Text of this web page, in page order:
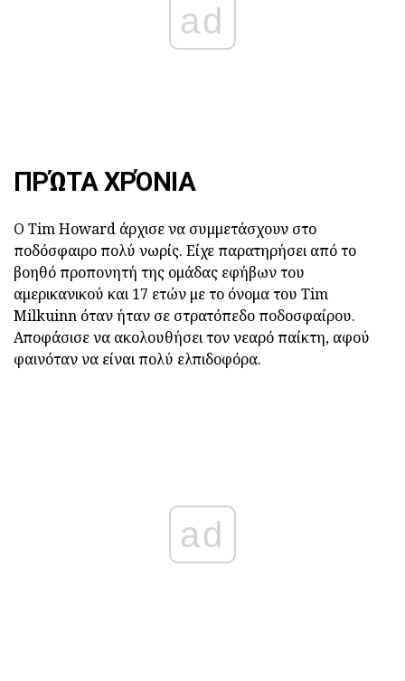
ad
ΠΡΏΤΑ ΧΡΌΝΙΑ
Ο Tim Howard άρχισε να συμμετάσχουν στο
ποδόσφαιρο πολύ νωρίς. Είχε παρατηρήσει από το
βοηθό προπονητή της ομάδας εφήβων του
αμερικανικού και 17 ετών με το όνομα του Tim
Milkuinn όταν ήταν σε στρατόπεδο ποδοσφαίρου.
Αποφάσισε να ακολουθήσει τον νεαρό παίκτη, αφού
φαινόταν να είναι πολύ ελπιδοφόρα.
ad